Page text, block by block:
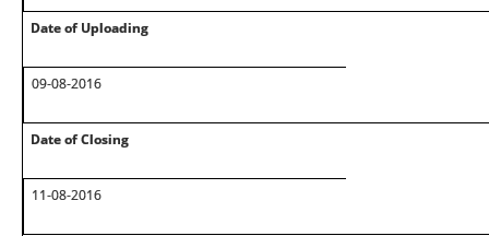
Date of Uploading
09-08-2016
Date of Closing
11-08-2016